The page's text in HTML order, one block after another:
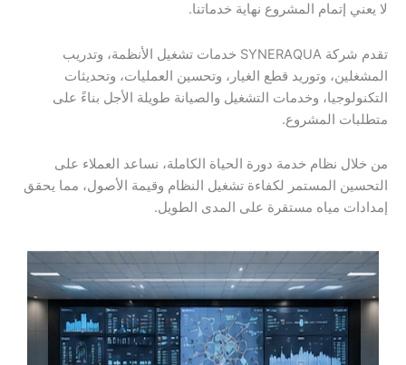
لا يعني إتمام المشروع نهاية خدماتنا.
تقدم شركة SYNERAQUA خدمات تشغيل الأنظمة، وتدريب
المشغلين، وتوريد قطع الغيار، وتحسين العمليات، وتحديثات
التكنولوجيا، وخدمات التشغيل والصيانة طويلة الأجل بناءً على
متطلبات المشروع.
من خلال نظام خدمة دورة الحياة الكاملة، نساعد العملاء على
التحسين المستمر لكفاءة تشغيل النظام وقيمة الأصول، مما يحقق
إمدادات مياه مستقرة على المدى الطويل.